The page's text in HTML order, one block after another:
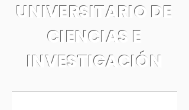
UNIVERSITARIO DE
CIENCIAS E
INVESTIGACIÓN